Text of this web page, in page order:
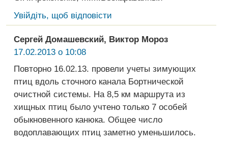
Увійдіть, щоб відповісти
Сергей Домашевский, Виктор Мороз
17.02.2013 о 10:08
Повторно 16.02.13. провели учеты зимующих
птиц вдоль сточного канала Бортнической
очистной системы. На 8,5 км маршрута из
хищных птиц было учтено только 7 особей
обыкновенного канюка. Общее число
водоплавающих птиц заметно уменьшилось.